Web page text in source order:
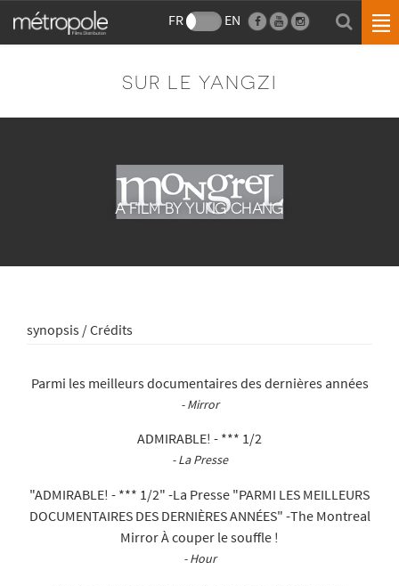
FR EN
SUR LE YANGZI
A FILM BY YUNG CHANG
synopsis / Crédits
Parmi les meilleurs documentaires des dernières années
- Mirror
ADMIRABLE! - *** 1/2
- La Presse
"ADMIRABLE! - *** 1/2" -La Presse "PARMI LES MEILLEURS
DOCUMENTAIRES DES DERNIÈRES ANNÉES" -The Montreal
Mirror À couper le souffle !
- Hour